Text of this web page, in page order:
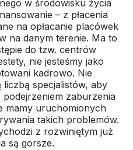
w środowisku życia
– z płacenia
na opłacanie placówek
na danym terenie. Ma to
do tzw. centrów
nie jesteśmy jako
kadrowo. Nie
specjalistów, aby
zaburzenia
mamy uruchomionych
takich problemów.
z rozwiniętym już
są gorsze.